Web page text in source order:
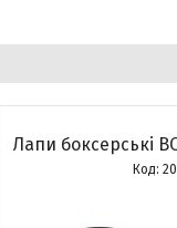
Лапи боксерські